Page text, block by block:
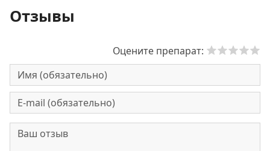
Отзывы
Оцените препарат: